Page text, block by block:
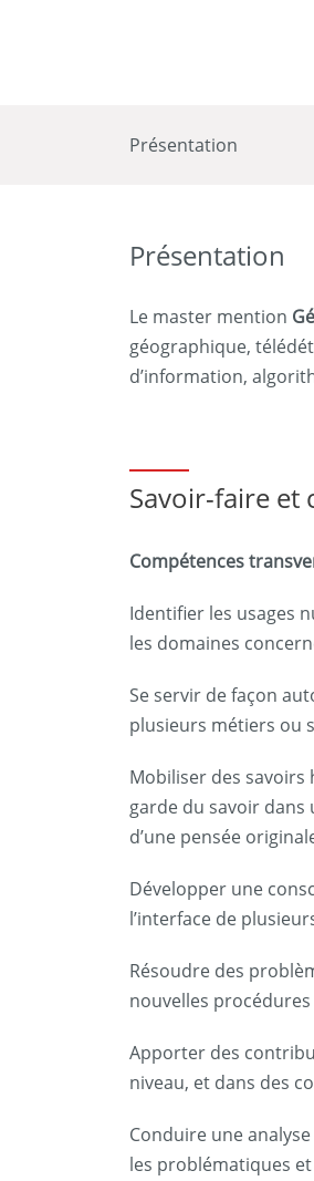
Présentation
Présentation
Le master mention
géographique,
d’information,
Savoir-faire et
Compétences
Identifier les usages
les domaines
Se servir de façon
plusieurs métiers ou
Mobiliser des savoirs
garde du savoir dans
d’une pensée
Développer une
l’interface de
Résoudre des
nouvelles
Apporter des
niveau, et dans des
Conduire une
les problématiques